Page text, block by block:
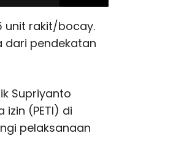
unit rakit/bocay.
dari pendekatan
Supriyanto
(PETI) di
pelaksanaan